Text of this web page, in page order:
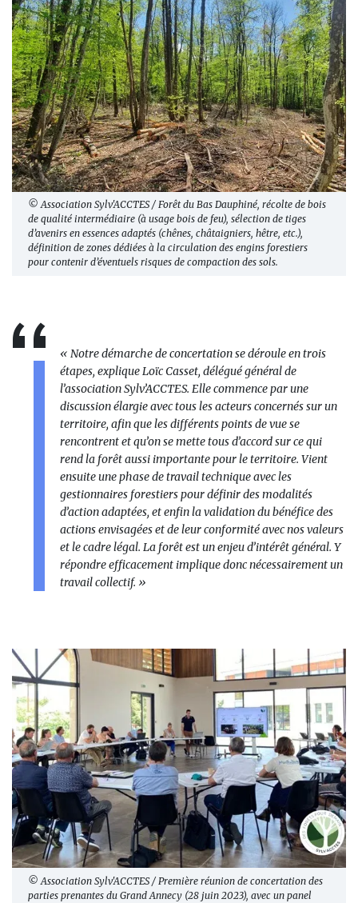
© Association Sylv'ACCTES / Forêt du Bas Dauphiné, récolte de bois
de qualité intermédiaire (à usage bois de feu), sélection de tiges
d’avenirs en essences adaptés (chênes, châtaigniers, hêtre, etc.),
définition de zones dédiées à la circulation des engins forestiers
pour contenir d’éventuels risques de compaction des sols.
« Notre démarche de concertation se déroule en trois
étapes, explique Loïc Casset, délégué général de
l’association Sylv’ACCTES. Elle commence par une
discussion élargie avec tous les acteurs concernés sur un
territoire, afin que les différents points de vue se
rencontrent et qu’on se mette tous d’accord sur ce qui
rend la forêt aussi importante pour le territoire. Vient
ensuite une phase de travail technique avec les
gestionnaires forestiers pour définir des modalités
d’action adaptées, et enfin la validation du bénéfice des
actions envisagées et de leur conformité avec nos valeurs
et le cadre légal. La forêt est un enjeu d’intérêt général. Y
répondre efficacement implique donc nécessairement un
travail collectif. »
© Association Sylv'ACCTES / Première réunion de concertation des
parties prenantes du Grand Annecy (28 juin 2023), avec un panel